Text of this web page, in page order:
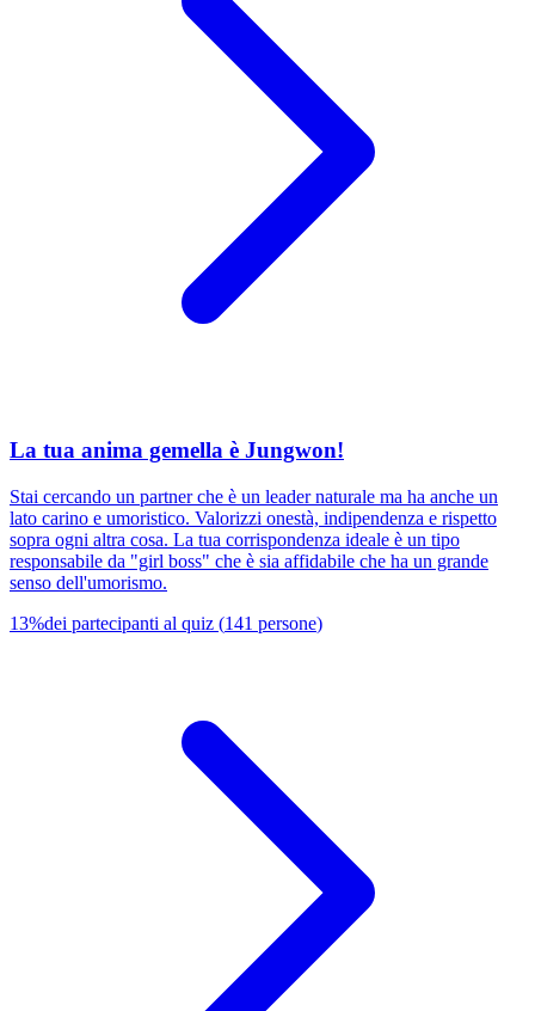
La tua anima gemella è Jungwon!
Stai cercando un partner che è un leader naturale ma ha anche un
lato carino e umoristico. Valorizzi onestà, indipendenza e rispetto
sopra ogni altra cosa. La tua corrispondenza ideale è un tipo
responsabile da "girl boss" che è sia affidabile che ha un grande
senso dell'umorismo.
13%dei partecipanti al quiz (141 persone)